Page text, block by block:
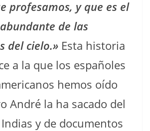
profesamos, y que es el
de las
del cielo.» Esta historia
a la que los españoles
hemos oído
André la ha sacado del
y de documentos